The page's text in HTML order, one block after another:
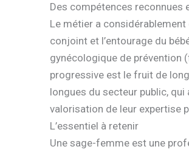
Des compétences reconnues
Le métier a
conjoint et l’entourage du
gynécologique de prévention
progressive est le fruit de
longues du secteur public,
valorisation de leur expertise
L’essentiel à retenir
Une sage-femme est une